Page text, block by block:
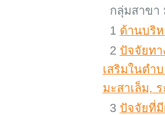
กลุ่มสาขา
1 ด้านบริ
2 ปัจจัยท
เสริมในตำ
มะสาเล็ม,
3 ปัจจัยที่